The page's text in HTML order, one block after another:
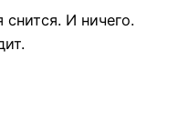
И ничего.